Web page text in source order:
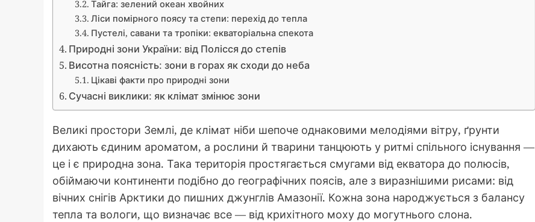
Тайга: зелений океан хвойних
Ліси помірного поясу та степи: перехід до тепла
Пустелі, савани та тропіки: екваторіальна спекота
Природні зони України: від Полісся до степів
Висотна поясність: зони в горах як сходи до неба
Цікаві факти про природні зони
Сучасні виклики: як клімат змінює зони
Великі простори Землі, де клімат ніби шепоче однаковими мелодіями вітру, ґрунти
дихають єдиним ароматом, а рослини й тварини танцюють у ритмі спільного існування —
це і є природна зона. Така територія простягається смугами від екватора до полюсів,
обіймаючи континенти подібно до географічних поясів, але з виразнішими рисами: від
вічних снігів Арктики до пишних джунглів Амазонії. Кожна зона народжується з балансу
тепла та вологи, що визначає все — від крихітного моху до могутнього слона.